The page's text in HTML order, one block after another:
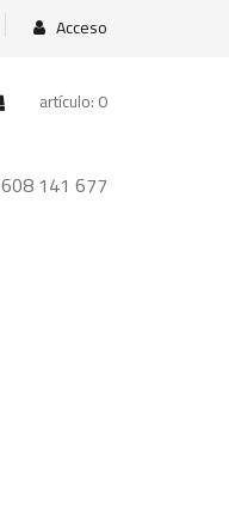
Acceso
artículo: 0
608 141 677